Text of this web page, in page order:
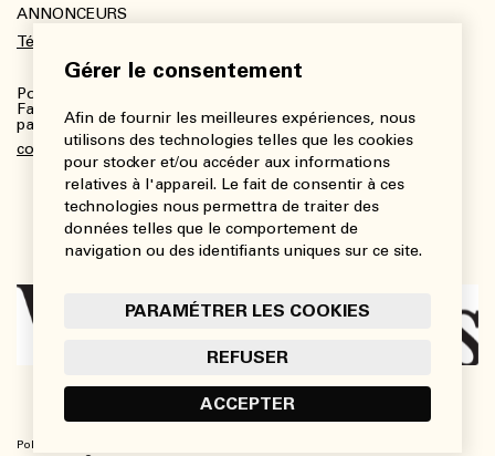
Gérer le consentement
Afin de fournir les meilleures expériences, nous
utilisons des technologies telles que les cookies
pour stocker et/ou accéder aux informations
relatives à l'appareil. Le fait de consentir à ces
technologies nous permettra de traiter des
données telles que le comportement de
navigation ou des identifiants uniques sur ce site.
PARAMÉTRER LES COOKIES
REFUSER
ACCEPTER
ANNONCEURS
Télécharger le kit média
Pour plus de renseignements :
Fanny Charbonneau, Responsable des communications,
partenariats et publicités
communications@viedesarts.com
Politique de confidentialité